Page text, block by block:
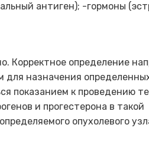
антиген); -гормоны
Корректное определение
для назначения
показанием к проведению
и прогестерона в такой
опухолевого